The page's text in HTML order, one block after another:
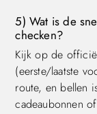
5) Wat is de
checken?
Kijk op de
(eerste/laatste
route, en bellen
cadeaubonnen